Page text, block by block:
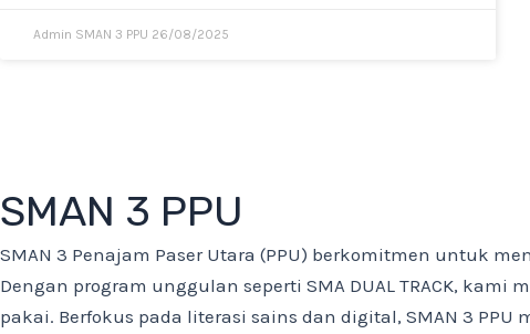
Admin SMAN 3 PPU 26/08/2025
SMAN 3 PPU
SMAN 3 Penajam Paser Utara (PPU) berkomitmen untuk
Dengan program unggulan seperti SMA DUAL TRACK,
pakai. Berfokus pada literasi sains dan digital, SMAN 3